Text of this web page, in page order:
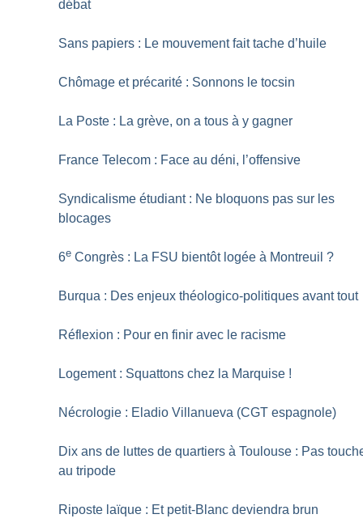
débat
Sans papiers : Le mouvement fait tache d’huile
Chômage et précarité : Sonnons le tocsin
La Poste : La grève, on a tous à y gagner
France Telecom : Face au déni, l’offensive
Syndicalisme étudiant : Ne bloquons pas sur les
blocages
6e Congrès : La FSU bientôt logée à Montreuil ?
Burqua : Des enjeux théologico-politiques avant tout
Réflexion : Pour en finir avec le racisme
Logement : Squattons chez la Marquise !
Nécrologie : Eladio Villanueva (CGT espagnole)
Dix ans de luttes de quartiers à Toulouse : Pas
au tripode
Riposte laïque : Et petit-Blanc deviendra brun